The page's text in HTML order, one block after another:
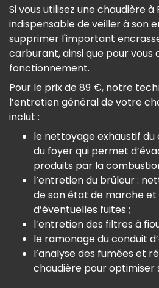
Si vous utilisez une chaudière à
indispensable de veiller à son
supprimer l'important
carburant, ainsi que pour vous
fonctionnement.
Pour le prix de 89 €, notre
l’entretien général de votre
inclut :
le nettoyage exhaustif
du foyer qui permet
produits par la
l’entretien du brûleur :
de son état de marche
d’éventuelles fuites ;
l’entretien des filtres à
le ramonage du conduit
l’analyse des fumées et
chaudière pour optimiser